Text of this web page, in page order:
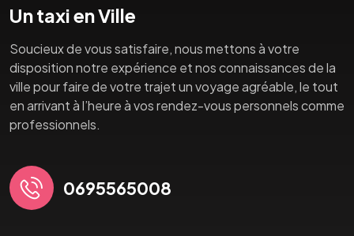
Un taxi en Ville
Soucieux de vous satisfaire, nous mettons à votre
disposition notre expérience et nos connaissances de la
ville pour faire de votre trajet un voyage agréable, le tout
en arrivant à l’heure à vos rendez-vous personnels comme
professionnels.
0695565008